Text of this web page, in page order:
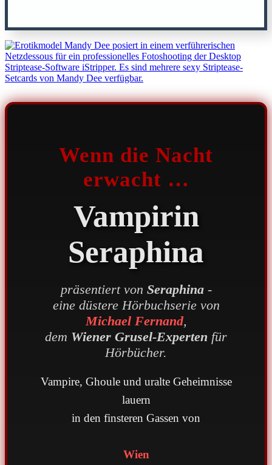
Wenn die Nacht
erwacht …
Vampirin
Seraphina
präsentiert von Seraphina-
eine düstere Hörbuchserie von
Michael Fernand,
dem Wiener Grusel-Experten für
Hörbücher.
Vampire, Ghoule und uralte Geheimnisse
lauern
in den finsteren Gassen von
Wien